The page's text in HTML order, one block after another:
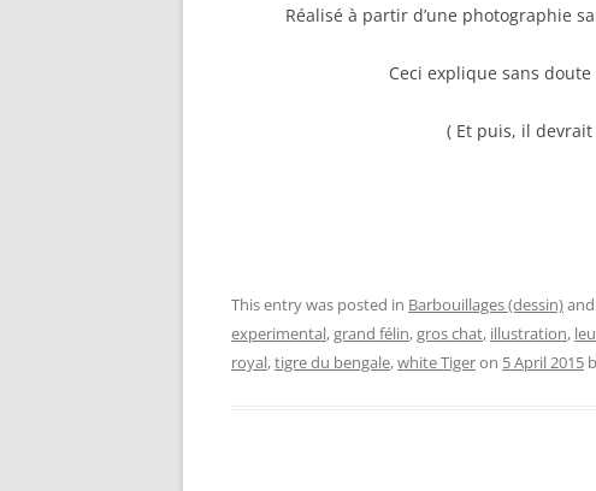
Réalisé à partir d’une photographie
Ceci explique sans
( Et puis, il
This entry was posted in Barbouillages (dessin)
experimental,grand félin,gros chat, illustration,
royal,tigre du bengale,white Tigeron 5 April 2015